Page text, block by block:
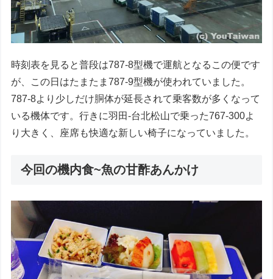
時刻表を見ると普段は787-8型機で運航となるこの便です
が、この日はたまたま787-9型機が使われていました。
787-8より少しだけ胴体が延長されて乗客数が多くなって
いる機体です。行きに羽田-台北松山で乗った767-300よ
り大きく、座席も快適な新しい椅子になっていました。
今回の機内食~魚の甘酢あんかけ